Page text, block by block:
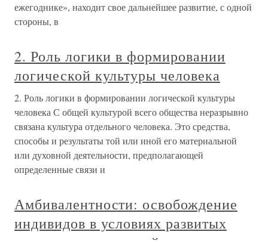
ежегоднике», находит свое дальнейшее развитие, с одной
стороны, в
2. Роль логики в формировании
логической культуры человека
2. Роль логики в формировании логической культуры
человека С общей культурой всего общества неразрывно
связана культура отдельного человека. Это средства,
способы и результаты той или иной его материальной
или духовной деятельности, предполагающей
определенные связи и
Амбивалентности: освобождение
индивидов в условиях развитых